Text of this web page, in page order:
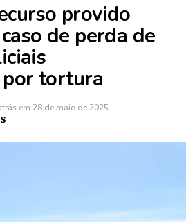
provido
de perda de
por tortura
em 28 de maio de 2025